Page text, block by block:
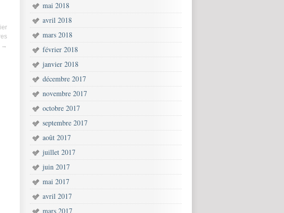
→
mai 2018
avril 2018
mars 2018
février 2018
janvier 2018
décembre 2017
novembre 2017
octobre 2017
septembre 2017
août 2017
juillet 2017
juin 2017
mai 2017
avril 2017
mars 2017